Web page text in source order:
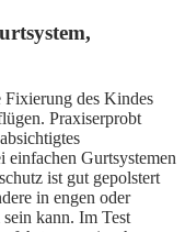
Fixierung des Kindes
Praxiserprobt
einfachen Gurtsystemen
ist gut gepolstert
in engen oder
kann. Im Test